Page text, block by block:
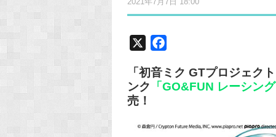
c
e
「初音ミク GTプロジェク
ンク 「GO&FUN レーシン
売！